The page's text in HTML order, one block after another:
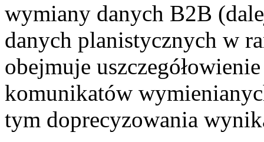
wymiany danych B2B
danych planistycznych w
obejmuje
komunikatów
tym doprecyzowania